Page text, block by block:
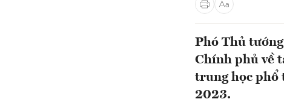
Phó Thủ
Chính phủ về
trung học phổ
2023.